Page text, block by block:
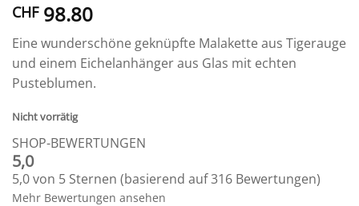
CHF98.80
Eine wunderschöne geknüpfte Malakette aus Tigerauge
und einem Eichelanhänger aus Glas mit echten
Pusteblumen.
Nicht vorrätig
SHOP-BEWERTUNGEN
5,0
5,0 von 5 Sternen (basierend auf 316 Bewertungen)
Mehr Bewertungen ansehen